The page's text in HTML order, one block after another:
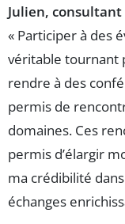
Julien,
« Participer à des
véritable tournant
rendre à des
permis de
domaines. Ces
permis d’élargir
ma crédibilité
échanges